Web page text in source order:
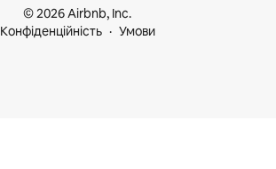
© 2026 Airbnb, Inc.
Конфіденційність
Умови